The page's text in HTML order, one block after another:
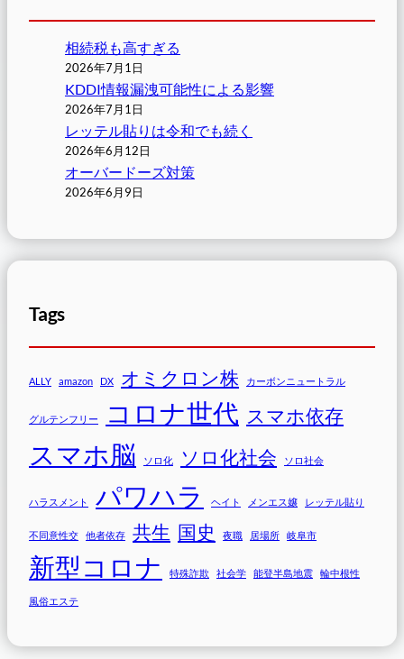
相続税も高すぎる
2026年7月1日
KDDI情報漏洩可能性による影響
2026年7月1日
レッテル貼りは令和でも続く
2026年6月12日
オーバードーズ対策
2026年6月9日
Tags
ALLY amazon DX オミクロン株 カーボンニュートラル
グルテンフリー コロナ世代 スマホ依存
スマホ脳 ソロ化 ソロ化社会 ソロ社会
ハラスメント パワハラ ヘイト メンエス嬢 レッテル貼り
不同意性交 他者依存 共生 国史 夜職 居場所 岐阜市
新型コロナ 特殊詐欺 社会学 能登半島地震 輪中根性
風俗エステ